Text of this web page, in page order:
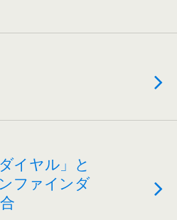
イヤル」と
ンファインダ